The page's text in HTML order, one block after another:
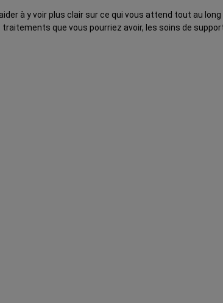
à y voir plus clair sur ce qui vous attend tout au
que vous pourriez avoir, les soins de support